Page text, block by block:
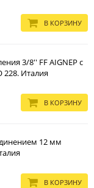
В КОРЗИНУ
3/8'' FF AIGNEP с
228. Италия
В КОРЗИНУ
12 мм
В КОРЗИНУ